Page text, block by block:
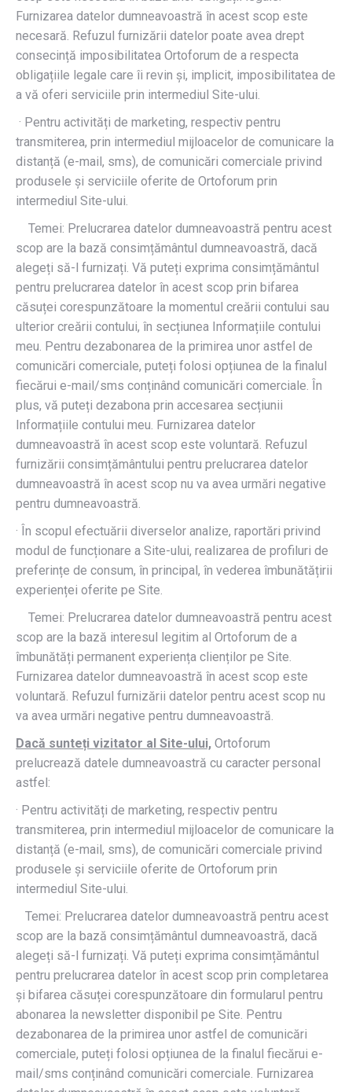
Furnizarea datelor dumneavoastră în acest scop este
necesară. Refuzul furnizării datelor poate avea drept
consecință imposibilitatea Ortoforum de a respecta
obligațiile legale care îi revin și, implicit, imposibilitatea de
a vă oferi serviciile prin intermediul Site-ului.
· Pentru activități de marketing, respectiv pentru
transmiterea, prin intermediul mijloacelor de comunicare la
distanță (e-mail, sms), de comunicări comerciale privind
produsele și serviciile oferite de Ortoforum prin
intermediul Site-ului.
Temei: Prelucrarea datelor dumneavoastră pentru acest
scop are la bază consimțământul dumneavoastră, dacă
alegeți să-l furnizați. Vă puteți exprima consimțământul
pentru prelucrarea datelor în acest scop prin bifarea
căsuței corespunzătoare la momentul creării contului sau
ulterior creării contului, în secțiunea Informațiile contului
meu. Pentru dezabonarea de la primirea unor astfel de
comunicări comerciale, puteți folosi opțiunea de la finalul
fiecărui e-mail/sms conținând comunicări comerciale. În
plus, vă puteți dezabona prin accesarea secțiunii
Informațiile contului meu. Furnizarea datelor
dumneavoastră în acest scop este voluntară. Refuzul
furnizării consimțământului pentru prelucrarea datelor
dumneavoastră în acest scop nu va avea urmări negative
pentru dumneavoastră.
· În scopul efectuării diverselor analize, raportări privind
modul de funcționare a Site-ului, realizarea de profiluri de
preferințe de consum, în principal, în vederea îmbunătățirii
experienței oferite pe Site.
Temei: Prelucrarea datelor dumneavoastră pentru acest
scop are la bază interesul legitim al Ortoforum de a
îmbunătăți permanent experiența clienților pe Site.
Furnizarea datelor dumneavoastră în acest scop este
voluntară. Refuzul furnizării datelor pentru acest scop nu
va avea urmări negative pentru dumneavoastră.
Dacă sunteți vizitator al Site-ului, Ortoforum
prelucrează datele dumneavoastră cu caracter personal
astfel:
· Pentru activități de marketing, respectiv pentru
transmiterea, prin intermediul mijloacelor de comunicare la
distanță (e-mail, sms), de comunicări comerciale privind
produsele și serviciile oferite de Ortoforum prin
intermediul Site-ului.
Temei: Prelucrarea datelor dumneavoastră pentru acest
scop are la bază consimțământul dumneavoastră, dacă
alegeți să-l furnizați. Vă puteți exprima consimțământul
pentru prelucrarea datelor în acest scop prin completarea
și bifarea căsuței corespunzătoare din formularul pentru
abonarea la newsletter disponibil pe Site. Pentru
dezabonarea de la primirea unor astfel de comunicări
comerciale, puteți folosi opțiunea de la finalul fiecărui e-
mail/sms conținând comunicări comerciale. Furnizarea